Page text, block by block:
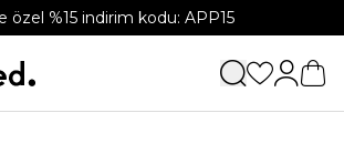
özel %15 indirim kodu: APP15